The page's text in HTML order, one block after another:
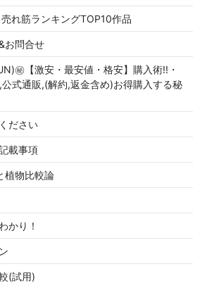
れ筋ランキングTOP10作品
お問合せ
㊙【激安・最安値・格安】購入術!!・
式通販,(解約,返金含め)お得購入する秘
ださい
載事項
植物比較論
かり！
(試用)